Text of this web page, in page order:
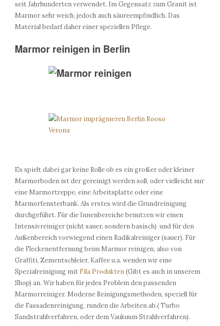
seit Jahrhunderten verwendet. Im Gegensatz zum Granit ist
Marmor sehr weich, jedoch auch säureempfindlich. Das
Material bedarf daher einer speziellen Pflege.
Marmor reinigen in Berlin
Es spielt dabei gar keine Rolle ob es ein großer oder kleiner
Marmorboden ist der gereinigt werden soll, oder vielleicht nur
eine Marmortreppe, eine Arbeitsplatte oder eine
Marmorfensterbank. Als erstes wird die Grundreinigung
durchgeführt. Für die Innenbereiche benutzen wir einen
Intensivreiniger (nicht sauer, sondern basisch) und für den
Außenbereich vorwiegend einen Radikalreiniger (sauer). Für
die Fleckenentfernung beim Marmor reinigen, also von
Graffiti, Zementschleier, Kaffee u.a. wenden wir eine
Spezialreinigung mit Fila Produkten(Gibt es auch in unserem
Shop) an. Wir haben für jedes Problem den passenden
Marmorreiniger. Moderne Reinigungsmethoden, speziell für
die Fassadenreinigung, runden die Arbeiten ab.( Turbo
Sandstrahlverfahren, oder dem Vaukuum Strahlverfahren).